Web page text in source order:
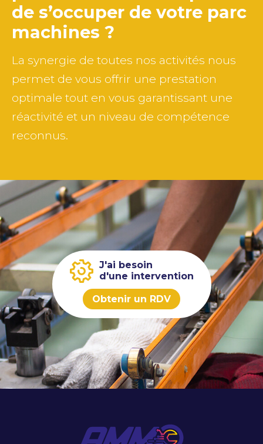
de s’occuper de votre parc
machines ?
La synergie de toutes nos activités nous
permet de vous offrir une prestation
optimale tout en vous garantissant une
réactivité et un niveau de compétence
reconnus.
J'ai besoin
d'une intervention
Obtenir un RDV